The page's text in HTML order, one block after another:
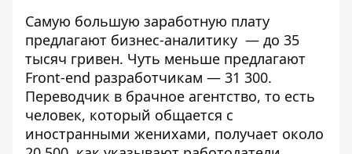
Самую большую заработную плату
предлагают бизнес-аналитику — до 35
тысяч гривен. Чуть меньше предлагают
Front-end разработчикам — 31 300.
Переводчик в брачное агентство, то есть
человек, который общается с
иностранными женихами, получает около